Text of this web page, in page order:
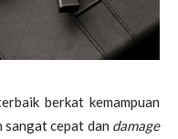
berkat kemampuan
sangat cepat dan damage